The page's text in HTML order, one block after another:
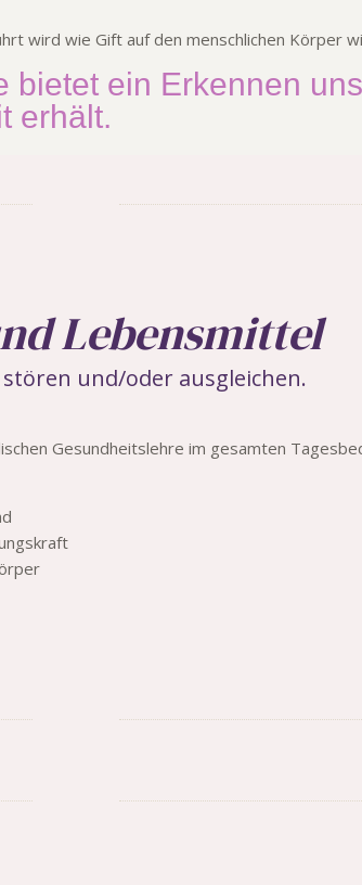
wird wie Gift auf den menschlichen Körper
ein Erkennen
erhält.
Lebensmittel
stören und/oder ausgleichen.
Gesundheitslehre im gesamten